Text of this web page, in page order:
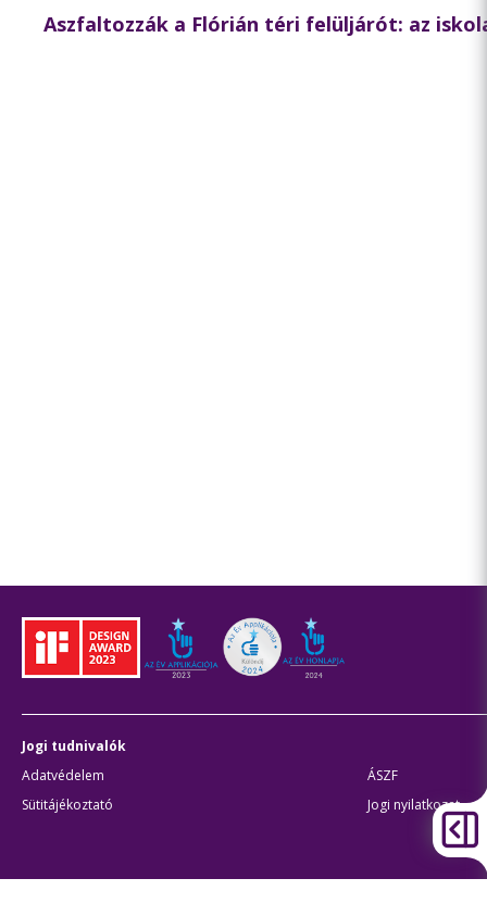
Aszfaltozzák a Flórián téri felüljárót: az
Jogi tudnivalók
Adatvédelem
ÁSZF
Sütitájékoztató
Jogi nyilatkozat